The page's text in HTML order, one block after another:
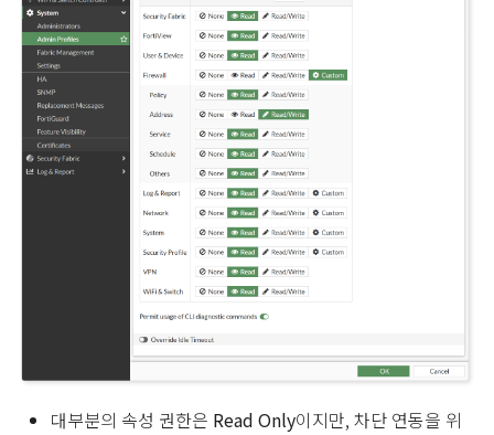
대부분의 속성 권한은 Read Only이지만, 차단 연동을 위